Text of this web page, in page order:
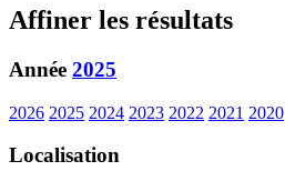
Affiner les résultats
Année 2025
2026 2025 2024 2023 2022 2021 2020
Localisation